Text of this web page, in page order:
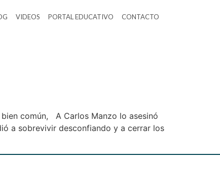
VIDEOS PORTAL EDUCATIVO CONTACTO
común, A Carlos Manzo lo asesinó
a sobrevivir desconfiando y a cerrar los